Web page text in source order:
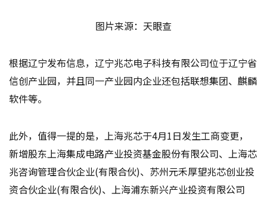
图片来源：天眼查
根据辽宁发布信息，辽宁兆芯电子科技有限公司位于辽宁省
信创产业园，并且同一产业园内企业还包括联想集团、麒麟
软件等。
此外，值得一提的是，上海兆芯于4月1日发生工商变更，
新增股东上海集成电路产业投资基金股份有限公司、上海芯
兆咨询管理合伙企业(有限合伙)、苏州元禾厚望兆芯创业投
资合伙企业(有限合伙)、上海浦东新兴产业投资有限公司